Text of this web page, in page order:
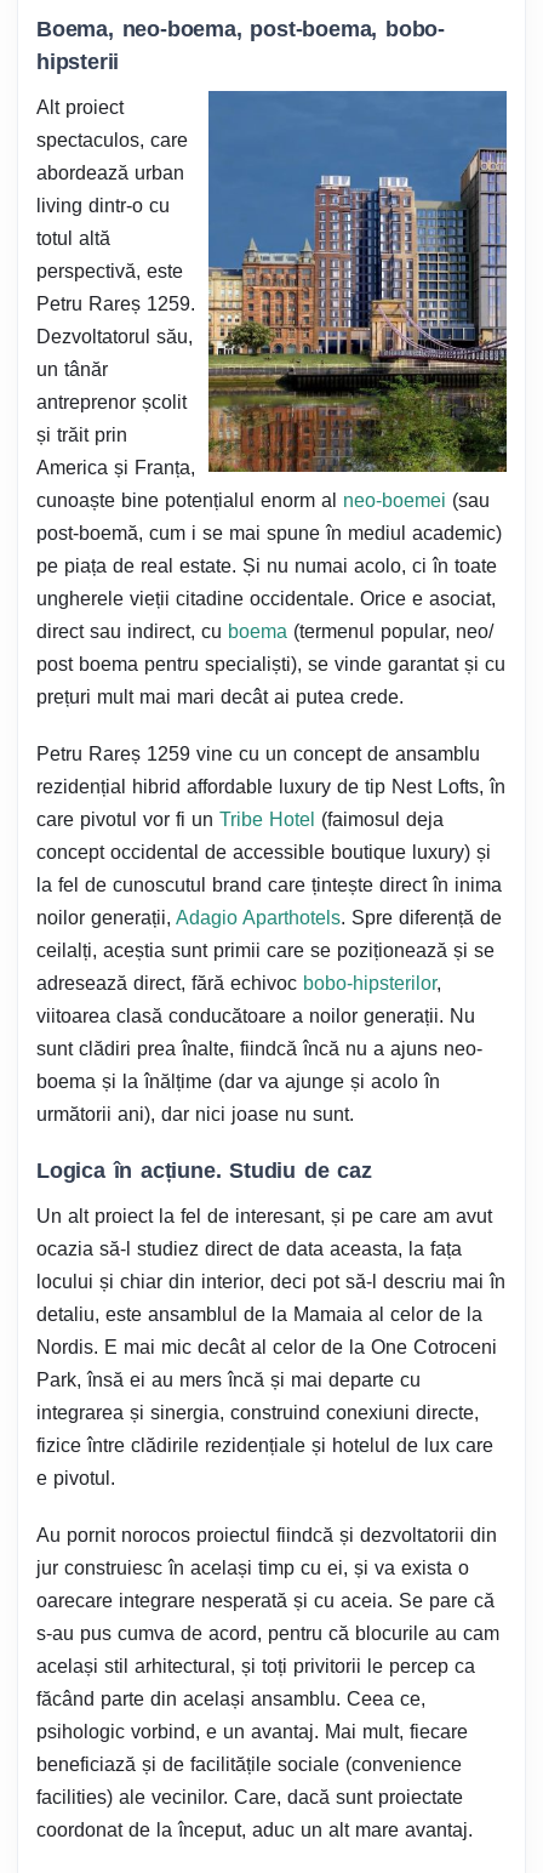
Boema, neo-boema, post-boema, bobo-
hipsterii
Alt proiect
spectaculos, care
abordează urban
living dintr-o cu
totul altă
perspectivă, este
Petru Rareș 1259.
Dezvoltatorul său,
un tânăr
antreprenor școlit
și trăit prin
America și Franța,
cunoaște bine potențialul enorm al neo-boemei (sau
post-boemă, cum i se mai spune în mediul academic)
pe piața de real estate. Și nu numai acolo, ci în toate
ungherele vieții citadine occidentale. Orice e asociat,
direct sau indirect, cu boema (termenul popular, neo/
post boema pentru specialiști), se vinde garantat și cu
prețuri mult mai mari decât ai putea crede.
Petru Rareș 1259 vine cu un concept de ansamblu
rezidențial hibrid affordable luxury de tip Nest Lofts, în
care pivotul vor fi un Tribe Hotel (faimosul deja
concept occidental de accessible boutique luxury) și
la fel de cunoscutul brand care țintește direct în inima
noilor generații, Adagio Aparthotels. Spre diferență de
ceilalți, aceștia sunt primii care se poziționează și se
adresează direct, fără echivoc bobo-hipsterilor,
viitoarea clasă conducătoare a noilor generații. Nu
sunt clădiri prea înalte, fiindcă încă nu a ajuns neo-
boema și la înălțime (dar va ajunge și acolo în
următorii ani), dar nici joase nu sunt.
Logica în acțiune. Studiu de caz
Un alt proiect la fel de interesant, și pe care am avut
ocazia să-l studiez direct de data aceasta, la fața
locului și chiar din interior, deci pot să-l descriu mai în
detaliu, este ansamblul de la Mamaia al celor de la
Nordis. E mai mic decât al celor de la One Cotroceni
Park, însă ei au mers încă și mai departe cu
integrarea și sinergia, construind conexiuni directe,
fizice între clădirile rezidențiale și hotelul de lux care
e pivotul.
Au pornit norocos proiectul fiindcă și dezvoltatorii din
jur construiesc în același timp cu ei, și va exista o
oarecare integrare nesperată și cu aceia. Se pare că
s-au pus cumva de acord, pentru că blocurile au cam
același stil arhitectural, și toți privitorii le percep ca
făcând parte din același ansamblu. Ceea ce,
psihologic vorbind, e un avantaj. Mai mult, fiecare
beneficiază și de facilitățile sociale (convenience
facilities) ale vecinilor. Care, dacă sunt proiectate
coordonat de la început, aduc un alt mare avantaj.